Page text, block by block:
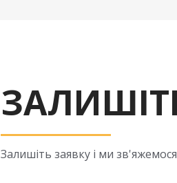
Залишіть заявку і ми